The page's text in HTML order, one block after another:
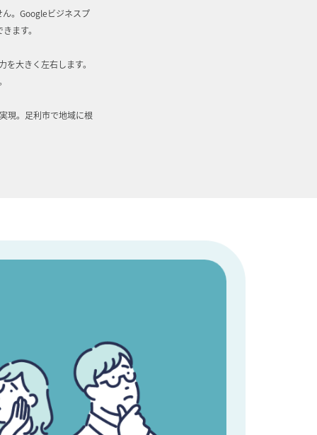
。Googleビジネスプ
ます。
大きく左右します。
現。足利市で地域に根